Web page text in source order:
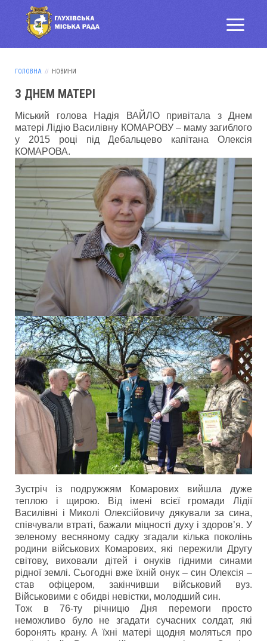
ГОЛОВНА НОВИНИ
З ДНЕМ МАТЕРІ
Міський голова Надія ВАЙЛО привітала з Днем
матері Лідію Василівну КОМАРОВУ – маму загиблого
у 2015 році під Дебальцево капітана Олексія
КОМАРОВА.
Зустріч із подружжям Комарових вийшла дуже
теплою і щирою. Від імені всієї громади Лідії
Василівні і Миколі Олексійовичу дякували за сина,
співчували втраті, бажали міцності духу і здоров’я. У
зеленому весняному садку згадали кілька поколінь
родини військових Комарових, які пережили Другу
світову, виховали дітей і онуків гідними синами
рідної землі. Сьогодні вже їхній онук – син Олексія –
став офіцером, закінчивши військовий вуз.
Військовими є обидві невістки, молодший син.
Тож в 76-ту річницю Дня перемоги просто
неможливо було не згадати сучасних солдат, які
боронять крану. А їхні матері щодня моляться про